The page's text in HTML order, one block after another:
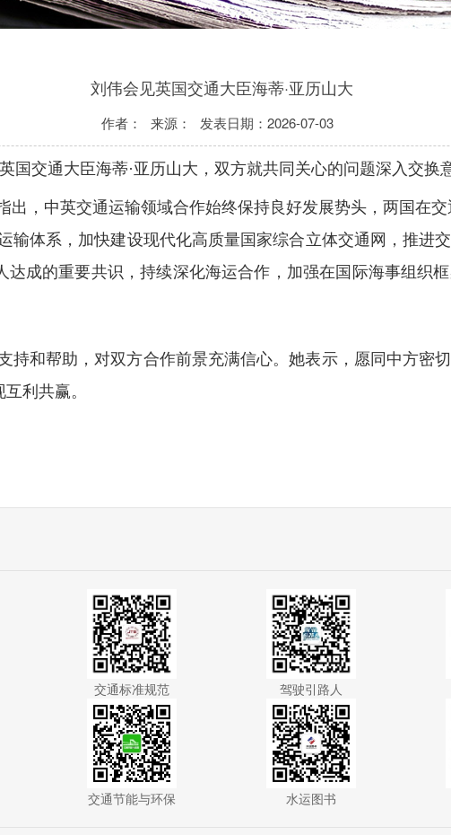
刘伟会见英国交通大臣海蒂·亚历山大
作者： 来源： 发表日期： 2026-07-03
国交通大臣海蒂·亚历山大，双方就共同关心的问题深入交换
出，中英交通运输领域合作始终保持良好发展势头，两国在
输体系，加快建设现代化高质量国家综合立体交通网，推进
成的重要共识，持续深化海运合作，加强在国际海事组织
持和帮助，对双方合作前景充满信心。她表示，愿同中方密
利共赢。
交通标准规范 驾驶引路人
交通节能与环保 水运图书